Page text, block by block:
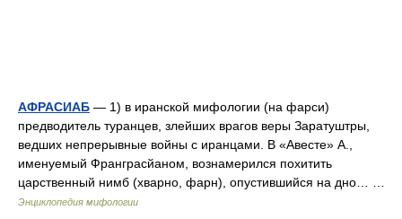
АФРАСИАБ — 1) в иранской мифологии (на фарси)
предводитель туранцев, злейших врагов веры Заратуштры,
ведших непрерывные войны с иранцами. В «Авесте» А.,
именуемый Франграсйаном, вознамерился похитить
царственный нимб (хварно, фарн), опустившийся на дно… …
Энциклопедия мифологии